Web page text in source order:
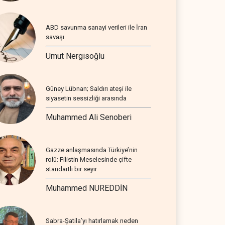
ABD savunma sanayi verileri ile İran
savaşı
Umut Nergisoğlu
Güney Lübnan; Saldırı ateşi ile
siyasetin sessizliği arasında
Muhammed Ali Senoberi
Gazze anlaşmasında Türkiye’nin
rolü: Filistin Meselesinde çifte
standartlı bir seyir
Muhammed NUREDDİN
Sabra-Şatila’yı hatırlamak neden